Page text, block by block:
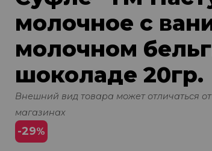
молочное с
молочном
шоколаде 20гр.
Внешний вид товара может отличаться
магазинах
-29%